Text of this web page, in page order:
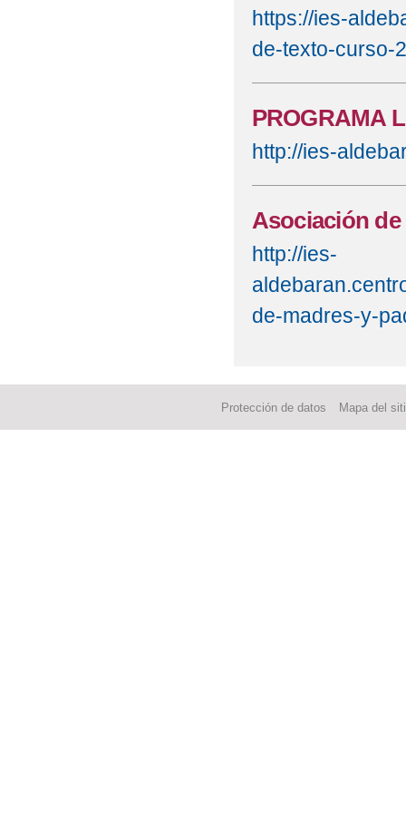
https://ies-
de-texto-curso-
PROGRAMA
http://ies-
Asociación
http://ies-
de-madres-y-
Protección de datos Mapa del